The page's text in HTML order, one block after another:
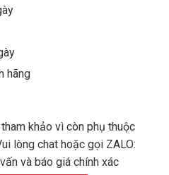
hãng
khảo vì còn phụ thuộc
lòng chat hoặc gọi ZALO:
và báo giá chính xác